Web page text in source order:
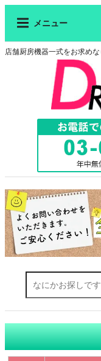
メニュー
店舗厨房機器一式をお求め